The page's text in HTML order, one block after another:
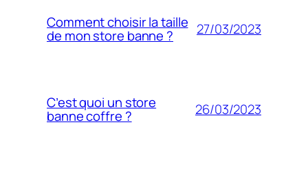
Comment choisir la taille
de mon store banne ? 27/03/2023
C’est quoi un store
banne coffre ? 26/03/2023